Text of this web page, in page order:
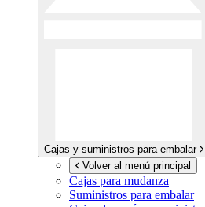
Cajas y suministros para embalar
Volver al menú principal
Cajas para mudanza
Suministros para embalar